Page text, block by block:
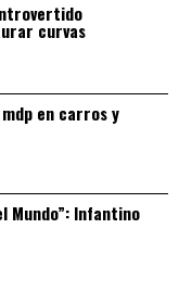
curvas
en carros y
Mundo”: Infantino